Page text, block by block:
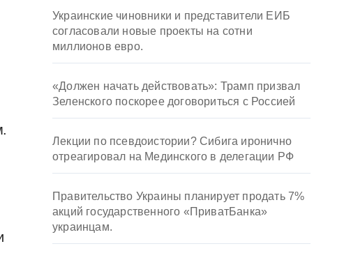
Украинские чиновники и представители ЕИБ
согласовали новые проекты на сотни
миллионов евро.
«Должен начать действовать»: Трамп призвал
Зеленского поскорее договориться с Россией
Лекции по псевдоистории? Сибига иронично
отреагировал на Мединского в делегации РФ
Правительство Украины планирует продать 7%
акций государственного «ПриватБанка»
украинцам.